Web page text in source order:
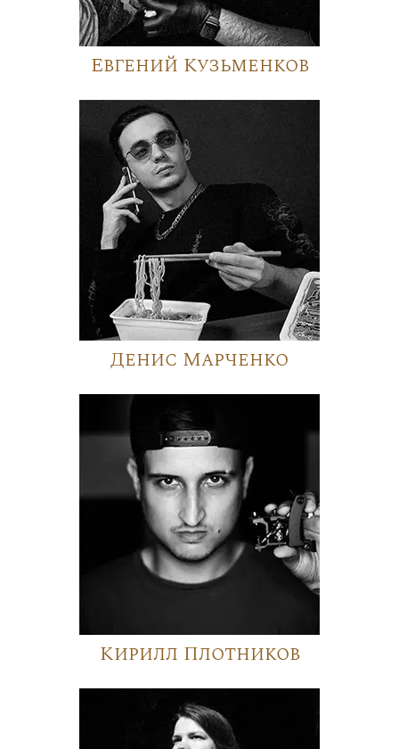
Евгений Кузьменков
Денис Марченко
Кирилл Плотников